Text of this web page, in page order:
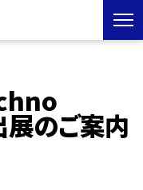
のご案内